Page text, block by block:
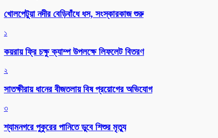
খোলপেটুয়া নদীর বেড়িবাঁধে ধস, সংস্কারকাজ শুরু
১
কয়রায় ফ্রি চক্ষু ক্যাম্প উপলক্ষে লিফলেট বিতরণ
২
সাতক্ষীরায় ধানের বীজতলায় বিষ প্রয়োগের অভিযোগ
৩
শ্যামনগরে পুকুরের পানিতে ডুবে শিশুর মৃত্যু